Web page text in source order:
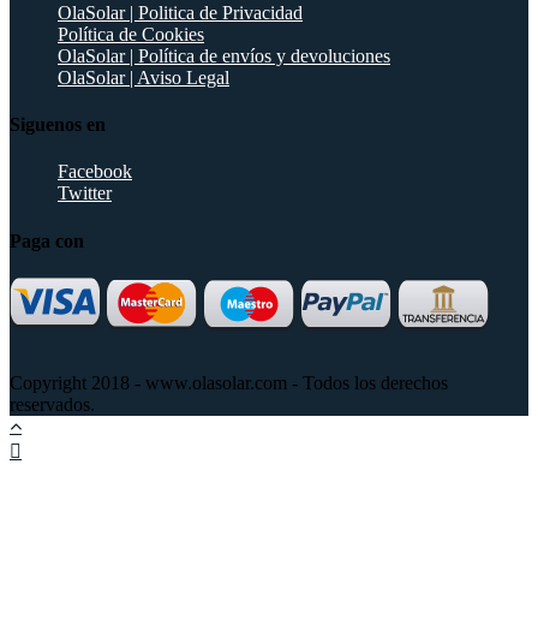
OlaSolar | Politica de Privacidad
Política de Cookies
OlaSolar | Política de envíos y devoluciones
OlaSolar | Aviso Legal
Siguenos en
Facebook
Twitter
Paga con
Copyright 2018 - www.olasolar.com - Todos los derechos
reservados.
